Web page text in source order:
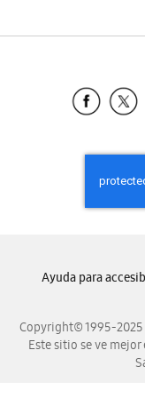
Copyright© 1995-2025
Este sitio se ve
Ayuda para